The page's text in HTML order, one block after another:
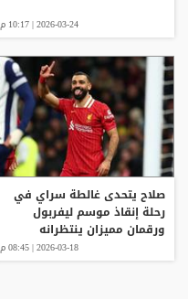
2026-03-24 | 10:17 م
صلاح يتحدى غالطة سراي في
رحلة إنقاذ موسم ليفربول
ورقمان مميزان ينتظرانه
2026-03-18 | 08:45 م